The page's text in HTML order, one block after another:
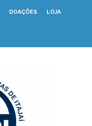
DOAÇÕES
LOJA